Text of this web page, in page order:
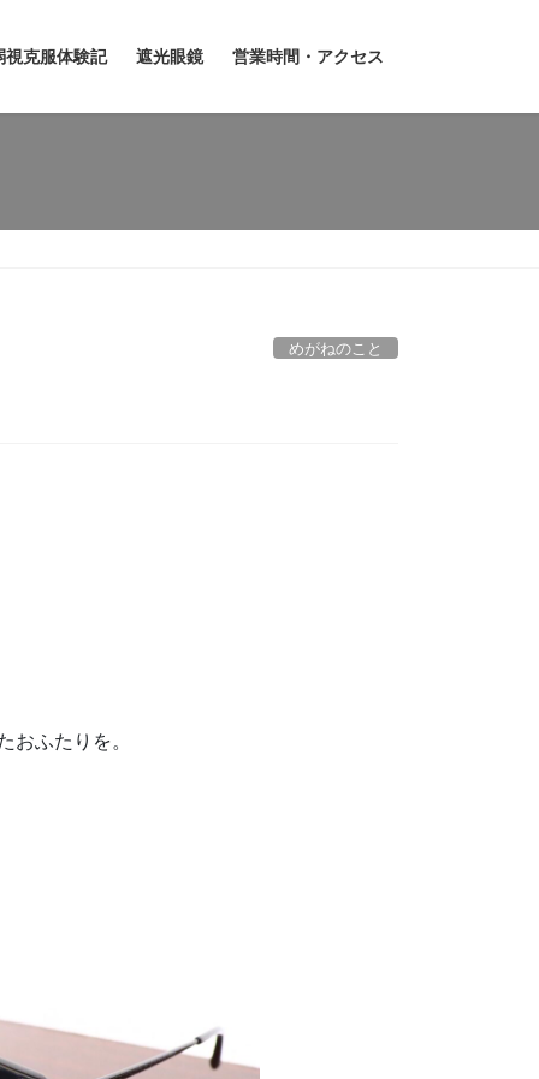
視克服体験記 遮光眼鏡 営業時間・アクセス
めがねのこと
おふたりを。